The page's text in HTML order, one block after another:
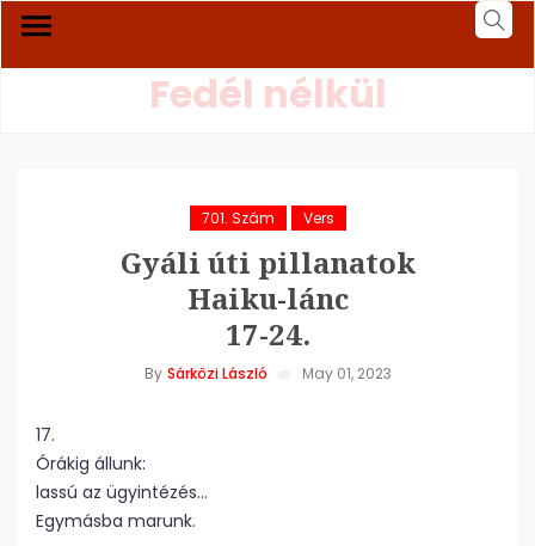
Fedél nélkül
701. Szám Vers
Gyáli úti pillanatok
Haiku-lánc
17-24.
By Sárközi László May 01, 2023
17.
Órákig állunk:
lassú az ügyintézés…
Egymásba marunk.